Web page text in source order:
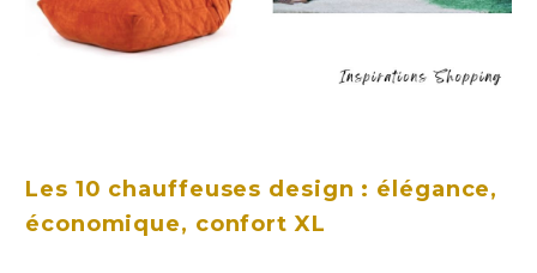
Les 10 chauffeuses design : élégance,
économique, confort XL